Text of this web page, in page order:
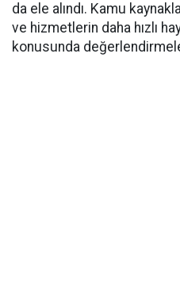
da ele alındı. Kamu
ve hizmetlerin daha hızlı
konusunda